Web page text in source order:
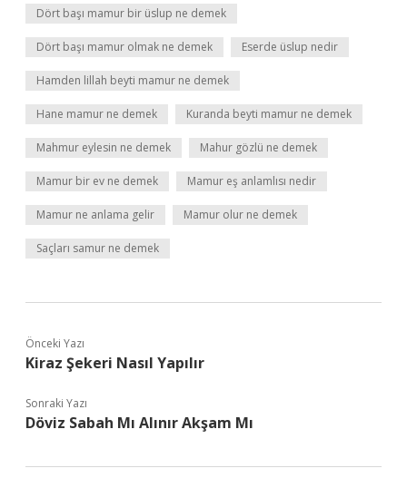
Dört başı mamur bir üslup ne demek
Dört başı mamur olmak ne demek Eserde üslup nedir
Hamden lillah beyti mamur ne demek
Hane mamur ne demek Kuranda beyti mamur ne demek
Mahmur eylesin ne demek Mahur gözlü ne demek
Mamur bir ev ne demek Mamur eş anlamlısı nedir
Mamur ne anlama gelir Mamur olur ne demek
Saçları samur ne demek
Önceki Yazı
Kiraz Şekeri Nasıl Yapılır
Sonraki Yazı
Döviz Sabah Mı Alınır Akşam Mı